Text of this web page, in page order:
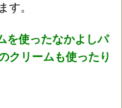
す。
を使ったなかよしパ
クリームも使ったり